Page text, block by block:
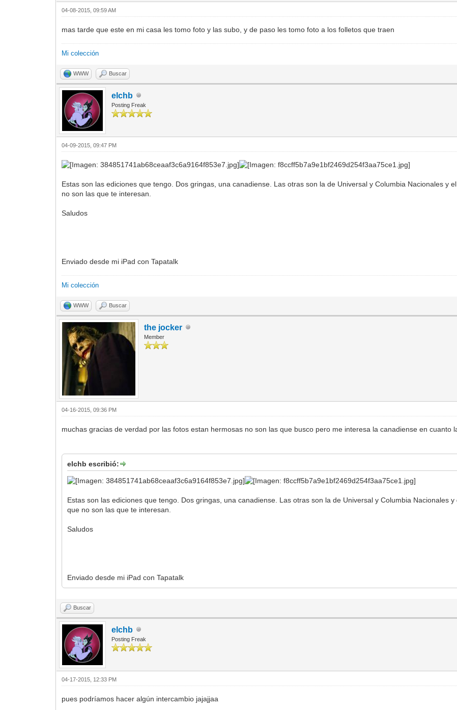
04-08-2015, 09:59 AM
mas tarde que este en mi casa les tomo foto y las subo, y de paso les tomo foto a los folletos que traen
Mi colección
WWW Buscar
elchb
Posting Freak
04-09-2015, 09:47 PM
Estas son las ediciones que tengo. Dos gringas, una canadiense. Las otras son la de Universal y Columbia Nacionales y
no son las que te interesan.
Saludos
Enviado desde mi iPad con Tapatalk
Mi colección
WWW Buscar
the jocker
Member
04-16-2015, 09:36 PM
muchas gracias de verdad por las fotos estan hermosas no son las que busco pero me interesa la canadiense en cuanto
elchb escribió:
Estas son las ediciones que tengo. Dos gringas, una canadiense. Las otras son la de Universal y Columbia Nacionales
que no son las que te interesan.
Saludos
Enviado desde mi iPad con Tapatalk
Buscar
elchb
Posting Freak
04-17-2015, 12:33 PM
pues podríamos hacer algún intercambio jajajjaa